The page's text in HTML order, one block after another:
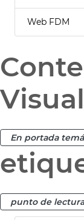
Web FDM
En portada
punto de